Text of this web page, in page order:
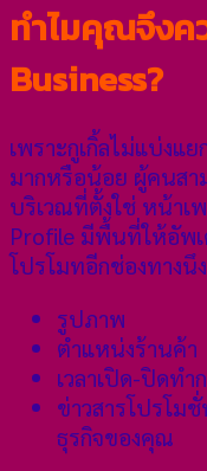
ทำไมคุณจึงค
Business?
เพราะกูเกิ้ลไม่แบ่งแ
มากหรือน้อย ผู้คนสา
บริเวณที่ตั้งใช่ หน้าเ
Profile มีพื้นที่ให้อัพ
โปรโมทอีกช่องทางนึ
รูปภาพ
ตำแหน่งร้านค้า
เวลาเปิด-ปิดทำ
ข่าวสารโปรโม
ธุรกิจของคุณ